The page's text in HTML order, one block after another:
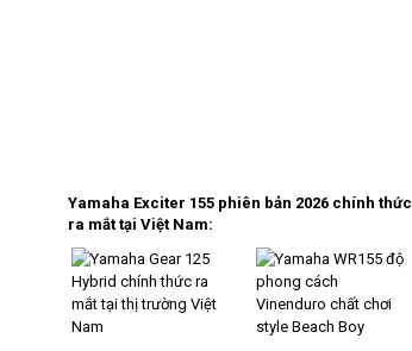
Yamaha Exciter 155 phiên bản 2026 chính thức
ra mắt tại Việt Nam: